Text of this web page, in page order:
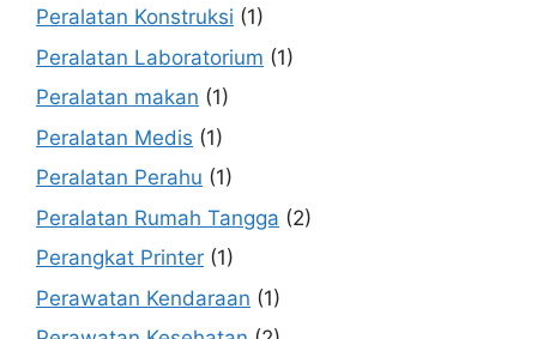
Peralatan Konstruksi (1)
Peralatan Laboratorium (1)
Peralatan makan (1)
Peralatan Medis (1)
Peralatan Perahu (1)
Peralatan Rumah Tangga (2)
Perangkat Printer (1)
Perawatan Kendaraan (1)